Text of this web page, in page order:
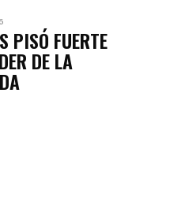
PISÓ FUERTE
DE LA